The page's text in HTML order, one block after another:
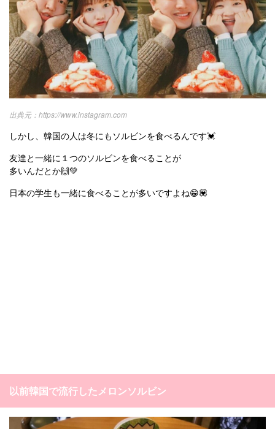
https://www.instagram.com
しかし、韓国の人は冬にもソルビンを食べるんです💓
友達と一緒に１つのソルビンを食べることが
多いんだとか🙌💚
日本の学生も一緒に食べることが多いですよね😁💟
以前韓国で流行したメロンソルビン